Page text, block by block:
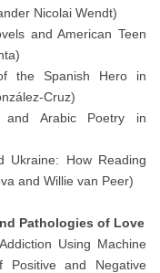
Nicolai Wendt)
and American Teen
the Spanish Hero in
Cruz)
and Arabic Poetry in
Ukraine: How Reading
and Willie van Peer)
Pathologies of Love
Using Machine
Positive and Negative